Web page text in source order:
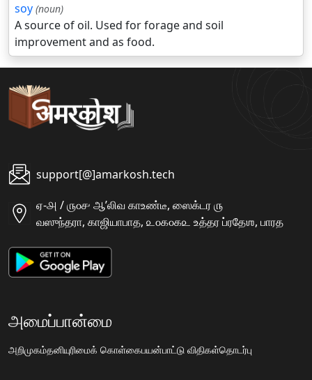
soy (noun)
A source of oil. Used for forage and soil
improvement and as food.
support[@]amarkosh.tech
ஏ-௮ / ௫௦௪ ஆʼலிவ காஉண்டீ, ஸைக்டர ௫
வஸுந்தரா, காஜியாபாத, ௨௦௧௦௧௨ உத்தர ப்ரதேஶ, பாரத
அமைப்பான்மை
அறிமுகம்தனியுரிமைக் கொள்கைபயன்பாட்டு விதிகள்தொடர்பு